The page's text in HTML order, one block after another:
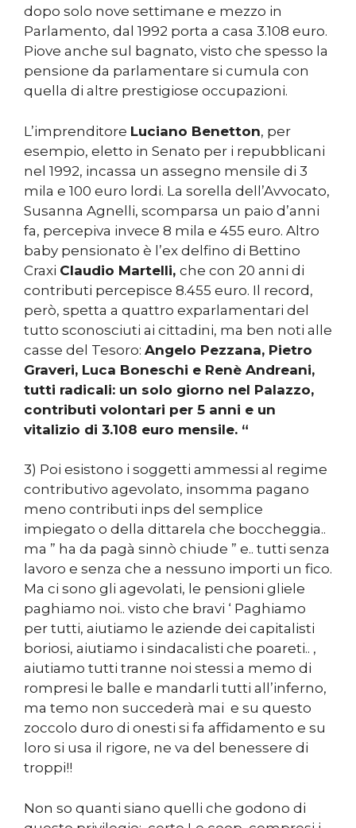
dopo solo nove settimane e mezzo in
Parlamento, dal 1992 porta a casa 3.108 euro.
Piove anche sul bagnato, visto che spesso la
pensione da parlamentare si cumula con
quella di altre prestigiose occupazioni.
L’imprenditore Luciano Benetton, per
esempio, eletto in Senato per i repubblicani
nel 1992, incassa un assegno mensile di 3
mila e 100 euro lordi. La sorella dell’Avvocato,
Susanna Agnelli, scomparsa un paio d’anni
fa, percepiva invece 8 mila e 455 euro. Altro
baby pensionato è l’ex delfino di Bettino
Craxi Claudio Martelli, che con 20 anni di
contributi percepisce 8.455 euro. Il record,
però, spetta a quattro exparlamentari del
tutto sconosciuti ai cittadini, ma ben noti alle
casse del Tesoro: Angelo Pezzana, Pietro
Graveri, Luca Boneschi e Renè Andreani,
tutti radicali: un solo giorno nel Palazzo,
contributi volontari per 5 anni e un
vitalizio di 3.108 euro mensile. “
3) Poi esistono i soggetti ammessi al regime
contributivo agevolato, insomma pagano
meno contributi inps del semplice
impiegato o della dittarela che boccheggia..
ma ” ha da pagà sinnò chiude ” e.. tutti senza
lavoro e senza che a nessuno importi un fico.
Ma ci sono gli agevolati, le pensioni gliele
paghiamo noi.. visto che bravi ‘ Paghiamo
per tutti, aiutiamo le aziende dei capitalisti
boriosi, aiutiamo i sindacalisti che poareti.. ,
aiutiamo tutti tranne noi stessi a memo di
rompresi le balle e mandarli tutti all’inferno,
ma temo non succederà mai e su questo
zoccolo duro di onesti si fa affidamento e su
loro si usa il rigore, ne va del benessere di
troppi!!
Non so quanti siano quelli che godono di